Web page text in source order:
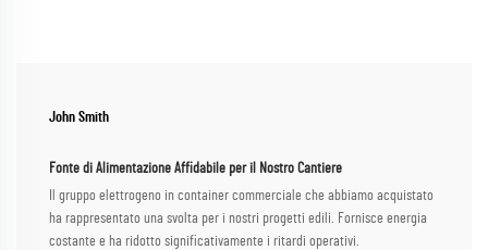
John Smith
Fonte di Alimentazione Affidabile per il Nostro Cantiere
Il gruppo elettrogeno in container commerciale che abbiamo acquistato
ha rappresentato una svolta per i nostri progetti edili. Fornisce energia
costante e ha ridotto significativamente i ritardi operativi.